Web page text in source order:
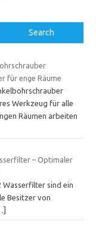
Search
für enge Räume
Werkzeug für alle
Räumen arbeiten
– Optimaler
Wasserfilter sind ein
Besitzer von